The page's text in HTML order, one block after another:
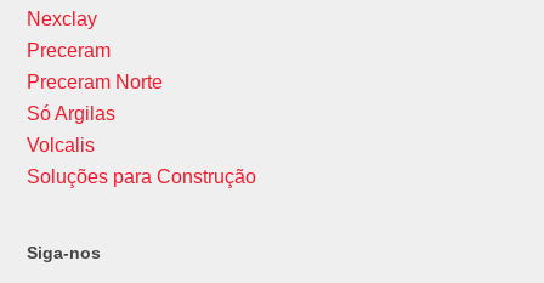
Nexclay
Preceram
Preceram Norte
Só Argilas
Volcalis
Soluções para Construção
Siga-nos